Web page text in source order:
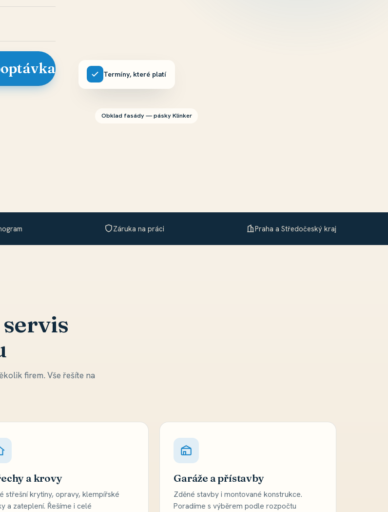
Obklad fasády — pásky Klinker
Termíny, které platí
Záruka na práci Praha a Středočeský kraj
firem. Vše řešíte na
a krovy
střešní krytiny, opravy, klempířské
a zateplení. Řešíme i celé
Garáže a přístavby
Zděné stavby i montované konstrukce.
Poradíme s výběrem podle rozpočtu